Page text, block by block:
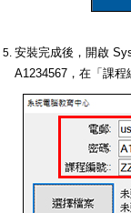
安裝完成後，開啟
A1234567，在「課